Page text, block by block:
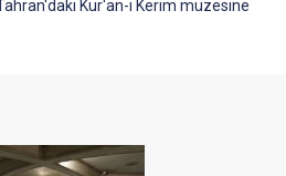
Kur'an-ı Kerim müzesine